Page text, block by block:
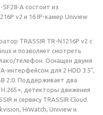
SF28-A состоит из
v2 и 16 IP-камер Uniview
TRASSIR TR-N1216P v2 с
и позволяет смотреть
телефон. Оснащен двумя
интерфейсом для 2 HDD 3.5",
2.0. Поддерживает два
H.265+, детекторы движения
и сервису TRASSIR Cloud.
HiWatch, Uniview и